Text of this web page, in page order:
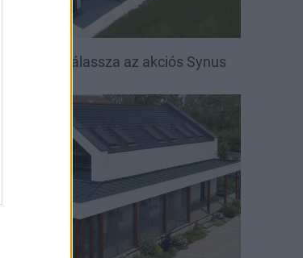
válassza az akciós Synus